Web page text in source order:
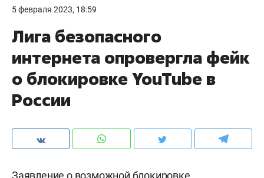
5 февраля 2023, 18:59
Лига безопасного
интернета опровергла фейк
о блокировке YouTube в
России
Заявление о возможной блокировке